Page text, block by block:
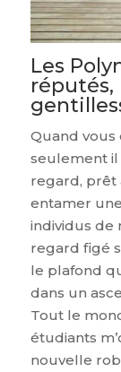
Les
Quand vous
seulement il
regard, prêt
entamer
individus de
regard figé
le plafond
dans un
Tout le
étudiants
nouvelle